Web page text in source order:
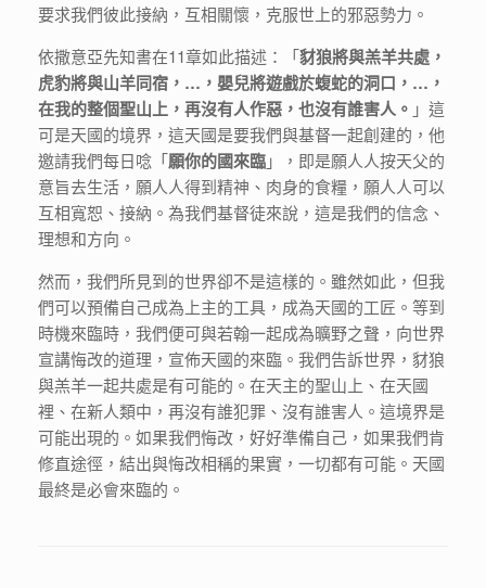
要求我們彼此接納，互相關懷，克服世上的邪惡勢力。
依撒意亞先知書在11章如此描述：「豺狼將與羔羊共處，
虎豹將與山羊同宿，…，嬰兒將遊戲於蝮蛇的洞口，…，
在我的整個聖山上，再沒有人作惡，也沒有誰害人。 」這
可是天國的境界，這天國是要我們與基督一起創建的，他
邀請我們每日唸「願你的國來臨」，即是願人人按天父的
意旨去生活，願人人得到精神、肉身的食糧，願人人可以
互相寬恕、接納。為我們基督徒來說，這是我們的信念、
理想和方向。
然而，我們所見到的世界卻不是這樣的。雖然如此，但我
們可以預備自己成為上主的工具，成為天國的工匠。等到
時機來臨時，我們便可與若翰一起成為曠野之聲，向世界
宣講悔改的道理，宣佈天國的來臨。我們告訴世界，豺狼
與羔羊一起共處是有可能的。在天主的聖山上、在天國
裡、在新人類中，再沒有誰犯罪、沒有誰害人。這境界是
可能出現的。如果我們悔改，好好準備自己，如果我們肯
修直途徑，結出與悔改相稱的果實，一切都有可能。天國
最終是必會來臨的。